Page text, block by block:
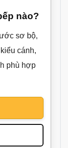
nào?
sơ bộ,
cánh,
phù hợp